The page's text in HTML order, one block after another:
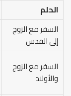
الحلم
السفر مع الزوج
إلى القدس
السفر مع الزوج
والأولاد